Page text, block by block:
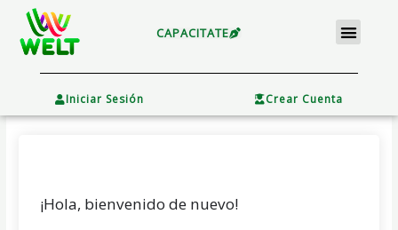
contenido
CAPACITATE Menu
Iniciar Sesión Crear Cuenta
¡Hola, bienvenido de nuevo!